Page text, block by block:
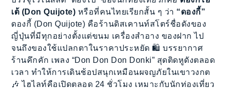
เต้ (Don Quijote) หรือที่คนไทยเรียกสั้น ๆ ว่า “ดองกี้”
ดองกี้ (Don Quijote) คือร้านดิสเคานท์สโตร์ชื่อดังของ
ญี่ปุ่นที่มีทุกอย่างตั้งแต่ขนม เครื่องสำอาง ของฝาก ไป
จนถึงของใช้แปลกตาในราคาประหยัด 🛍️ บรรยากาศ
ร้านคึกคัก เพลง “Don Don Don Donki” สุดติดหูดังตลอด
เวลา ทำให้การเดินช้อปสนุกเหมือนผจญภัยในเขาวงกต
🎶 ไฮไลท์คือเปิดตลอด 24 ชั่วโมง เหมาะกับนักท่องเที่ยว